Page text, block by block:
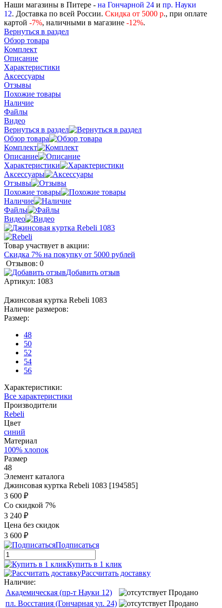
Наши магазины в Питере - на Гончарной 24 и пр. Науки
12. Доставка по всей России. Скидка от 5000 р., при оплате
картой -7%, наличными в магазине -12%.
Вернуться в раздел
Обзор товара
Комплект
Описание
Характеристики
Аксессуары
Отзывы
Похожие товары
Наличие
Файлы
Видео
Вернуться в раздел
Обзор товара
Комплект
Описание
Характеристики
Аксессуары
Отзывы
Похожие товары
Наличие
Файлы
Видео
Товар участвует в акции:
Скидка 7% на покупку от 5000 рублей
Отзывов: 0
Добавить отзыв
Артикул: 1083
Джинсовая куртка Rebeli 1083
Наличие размеров:
Размер:
48
50
52
54
56
Характеристики:
Все характеристики
Производители
Rebeli
Цвет
синий
Материал
100% хлопок
Размер
48
Элемент каталога
Джинсовая куртка Rebeli 1083 [194585]
3 600 ₽
Со скидкой 7%
3 240 ₽
Цена без скидок
3 600 ₽
Подписаться
Купить в 1 клик
Рассчитать доставку
Наличие:
Академическая (пр-т Науки 12)
Продано
пл. Восстания (Гончарная ул. 24)
Продано